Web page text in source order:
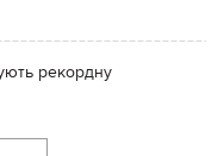
рекордну